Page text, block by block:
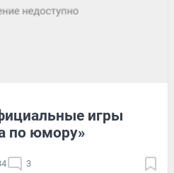
игры
по юмору»
3